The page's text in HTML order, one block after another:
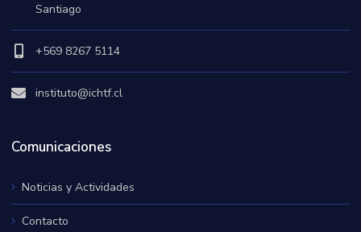
Santiago
+569 8267 5114
instituto@ichtf.cl
Comunicaciones
Noticias y Actividades
Contacto